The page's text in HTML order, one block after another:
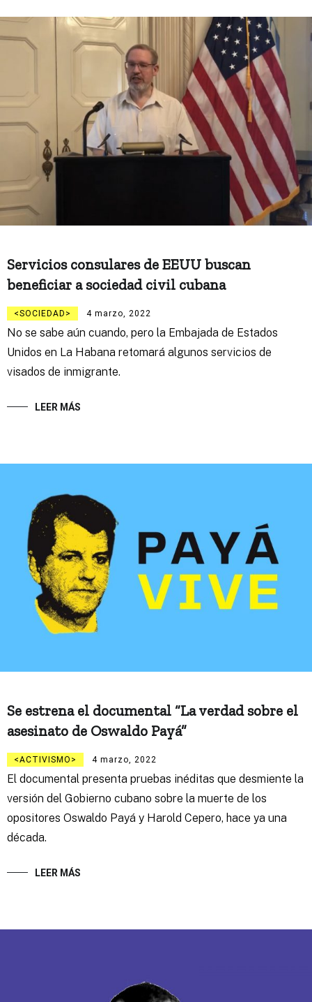
Servicios consulares de EEUU buscan
beneficiar a sociedad civil cubana
SOCIEDAD 4 marzo, 2022
No se sabe aún cuando, pero la Embajada de Estados
Unidos en La Habana retomará algunos servicios de
visados de inmigrante.
LEER MÁS
Se estrena el documental “La verdad sobre el
asesinato de Oswaldo Payá”
ACTIVISMO 4 marzo, 2022
El documental presenta pruebas inéditas que desmiente la
versión del Gobierno cubano sobre la muerte de los
opositores Oswaldo Payá y Harold Cepero, hace ya una
década.
LEER MÁS